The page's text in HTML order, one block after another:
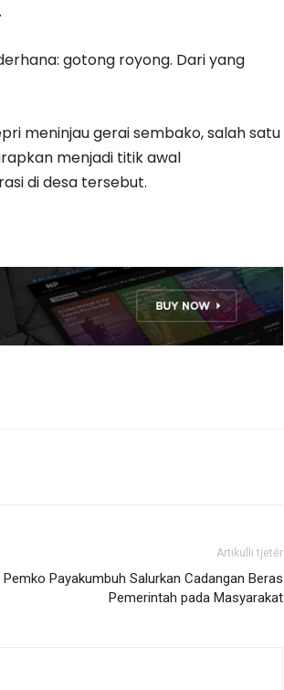
gotong royong. Dari yang
meninjau gerai sembako, salah satu
menjadi titik awal
di desa tersebut.
Artikulli tjetër
Pemko Payakumbuh Salurkan Cadangan Beras
Pemerintah pada Masyarakat